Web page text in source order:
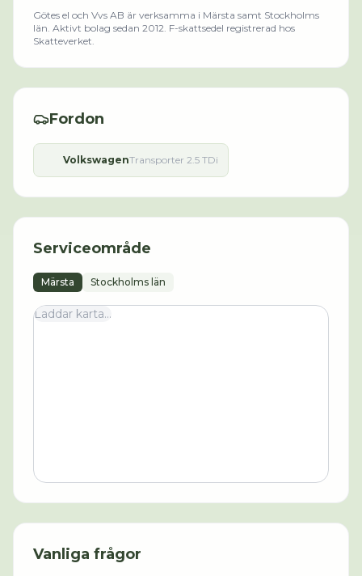
Götes el och Vvs AB är verksamma i Märsta samt Stockholms
län. Aktivt bolag sedan 2012. F-skattsedel registrerad hos
Skatteverket.
Fordon
VolkswagenTransporter 2.5 TDi
Serviceområde
Märsta Stockholms län
Laddar karta...
Vanliga frågor